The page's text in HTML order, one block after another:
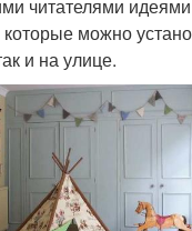
читателями
можно
и на улице.